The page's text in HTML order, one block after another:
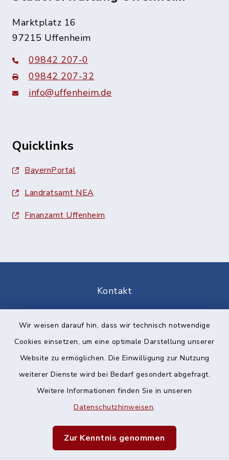
Wir weisen darauf hin, dass wir technisch notwendige
Cookies einsetzen, um eine optimale Darstellung unserer
Website zu ermöglichen. Die Einwilligung zur Nutzung
weiterer Dienste wird bei Bedarf gesondert abgefragt.
Weitere Informationen finden Sie in unseren
Datenschutzhinweisen.
Zur Kenntnis genommen
Marktplatz 16
97215 Uffenheim
09842 207-0
09842 207-32
info@uffenheim.de
Quicklinks
BayernPortal
Landratsamt NEA
Finanzamt Uffenheim
Kontakt
Datenschutz
Impressum
Sitemap
Cookie-Einstellungen